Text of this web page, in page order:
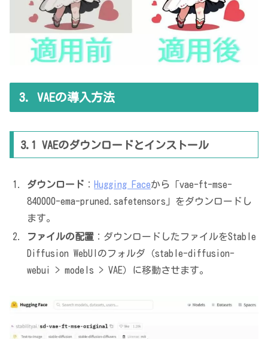
3. VAEの導入方法
3.1 VAEのダウンロードとインストール
ダウンロード ： Hugging Faceから「vae-ft-mse-
840000-ema-pruned.safetensors」をダウンロードし
ます。
ファイルの配置 ：ダウンロードしたファイルをStable
Diffusion WebUIのフォルダ（stable-diffusion-
webui > models > VAE）に移動させます。